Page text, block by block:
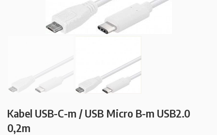
Kabel USB-C-m / USB Micro B-m USB2.0
0,2m